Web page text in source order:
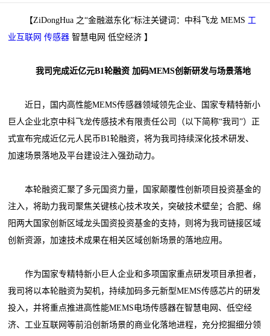
【ZiDongHua 之“金融滋东化”标注关键词：中科飞龙 MEMS 工
业互联网 传感器 智慧电网 低空经济 】
我司完成近亿元B1轮融资 加码MEMS创新研发与场景落地
近日，国内高性能MEMS传感器领域领先企业、国家专精特新小
巨人企业北京中科飞龙传感技术有限责任公司（以下简称“我司”）正
式宣布完成近亿元人民币B1轮融资，将为我司持续深化技术研发、
加速场景落地及平台建设注入强劲动力。
本轮融资汇聚了多元国资力量，国家颠覆性创新项目投资基金的
注入，将助力我司聚焦关键核心技术攻关，突破技术壁垒；合肥、绵
阳两大国家创新区域龙头国资投资基金的支持，则将为我司链接区域
创新资源，加速技术成果在相关区域创新场景的落地应用。
作为国家专精特新小巨人企业和多项国家重点研发项目承担者，
我司将以本轮融资为契机，持续加码多元新型MEMS传感芯片的研发
投入，并将重点推进高性能MEMS电场传感器在智慧电网、低空经
济、工业互联网等前沿创新场景的商业化落地进程，充分挖掘细分领